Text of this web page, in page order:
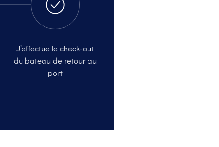
J’effectue le check-out
du bateau de retour au
port